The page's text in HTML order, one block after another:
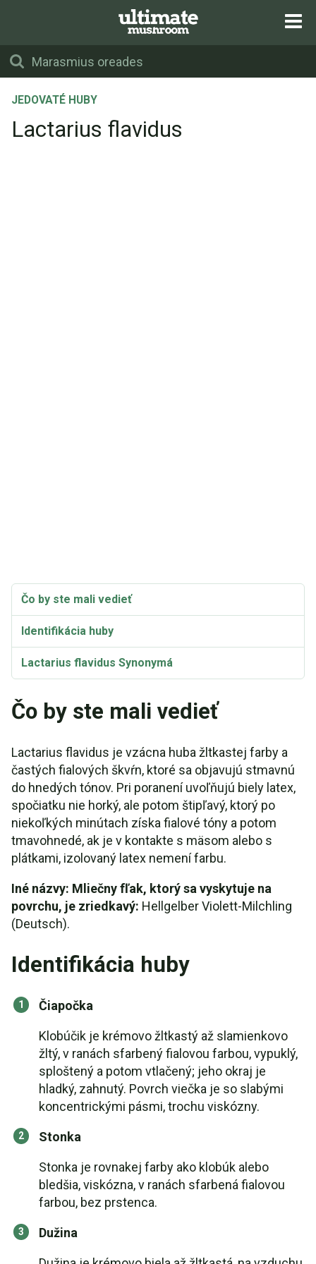
JEDOVATÉ HUBY
Lactarius flavidus
Čo by ste mali vedieť
Identifikácia huby
Lactarius flavidus Synonymá
Čo by ste mali vedieť
Lactarius flavidus je vzácna huba žltkastej farby a
častých fialových škvŕn, ktoré sa objavujú stmavnú
do hnedých tónov. Pri poranení uvoľňujú biely latex,
spočiatku nie horký, ale potom štipľavý, ktorý po
niekoľkých minútach získa fialové tóny a potom
tmavohnedé, ak je v kontakte s mäsom alebo s
plátkami, izolovaný latex nemení farbu.
Iné názvy: Mliečny fľak, ktorý sa vyskytuje na
povrchu, je zriedkavý: Hellgelber Violett-Milchling
(Deutsch).
Identifikácia huby
Čiapočka
Klobúčik je krémovo žltkastý až slamienkovo
žltý, v ranách sfarbený fialovou farbou, vypuklý,
sploštený a potom vtlačený; jeho okraj je
hladký, zahnutý. Povrch viečka je so slabými
koncentrickými pásmi, trochu viskózny.
Stonka
Stonka je rovnakej farby ako klobúk alebo
bledšia, viskózna, v ranách sfarbená fialovou
farbou, bez prstenca.
Dužina